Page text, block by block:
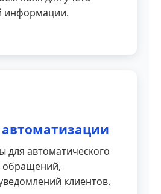
информации.
для автоматического
обращений,
клиентов.